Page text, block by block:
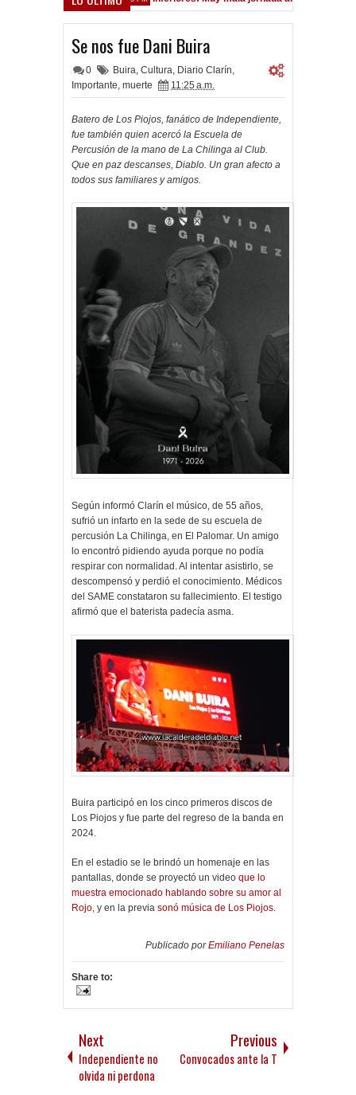
Se nos fue Dani Buira
0 Buira, Cultura, Diario Clarín,
Importante, muerte 11:25 a.m.
Batero de Los Piojos, fanático de Independiente,
fue también quien acercó la Escuela de
Percusión de la mano de La Chilinga al Club.
Que en paz descanses, Diablo. Un gran afecto a
todos sus familiares y amigos.
Según informó Clarín el músico, de 55 años,
sufrió un infarto en la sede de su escuela de
percusión La Chilinga, en El Palomar. Un amigo
lo encontró pidiendo ayuda porque no podía
respirar con normalidad. Al intentar asistirlo, se
descompensó y perdió el conocimiento. Médicos
del SAME constataron su fallecimiento. El testigo
afirmó que el baterista padecía asma.
Buira participó en los cinco primeros discos de
Los Piojos y fue parte del regreso de la banda en
2024.
En el estadio se le brindó un homenaje en las
pantallas, donde se proyectó un video que lo
muestra emocionado hablando sobre su amor al
Rojo, y en la previa sonó música de Los Piojos.
Publicado porEmiliano Penelas
Share to:
Next
Independiente no
olvida ni perdona
Previous
Convocados ante la T